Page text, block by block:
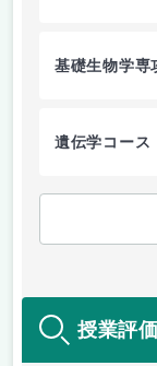
基礎生物学専
遺伝学コース
授業評